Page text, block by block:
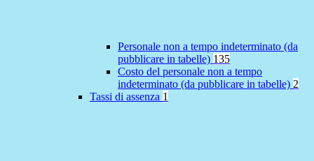
Personale non a tempo indeterminato (da
pubblicare in tabelle) 135
Costo del personale non a tempo
indeterminato (da pubblicare in tabelle) 2
Tassi di assenza 1